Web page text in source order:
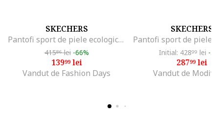
SKECHERS
Pantofi sport de piele ecologica Court&Classics, Alb/Auriu
41586lei -66%
13999lei
Vandut de Fashion Days
SKECHERS
Initial: 42899 lei -
28799lei
Vandut de